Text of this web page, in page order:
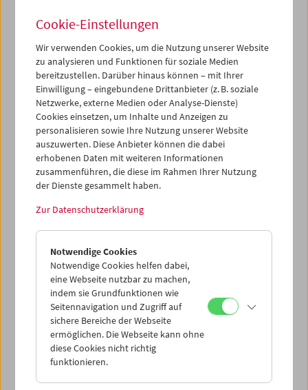
einen Vortrag vonChristoph Huber
Presse“) und Co-Kurator der Schau.
ProgrammFebruar 2011 - Science : Fiction
Cookie-Einstellungen
Wir verwenden Cookies, um die Nutzung unserer Website
zu analysieren und Funktionen für soziale Medien
bereitzustellen. Darüber hinaus können – mit Ihrer
Einwilligung – eingebundene Drittanbieter (z. B. soziale
Netzwerke, externe Medien oder Analyse-Dienste)
Cookies einsetzen, um Inhalte und Anzeigen zu
personalisieren sowie Ihre Nutzung unserer Website
auszuwerten. Diese Anbieter können die dabei
erhobenen Daten mit weiteren Informationen
zusammenführen, die diese im Rahmen Ihrer Nutzung
der Dienste gesammelt haben.
Zur Datenschutzerklärung
Notwendige Cookies
Notwendige Cookies helfen dabei,
eine Webseite nutzbar zu machen,
indem sie Grundfunktionen wie
Seitennavigation und Zugriff auf
sichere Bereiche der Webseite
ermöglichen. Die Webseite kann ohne
diese Cookies nicht richtig
funktionieren.